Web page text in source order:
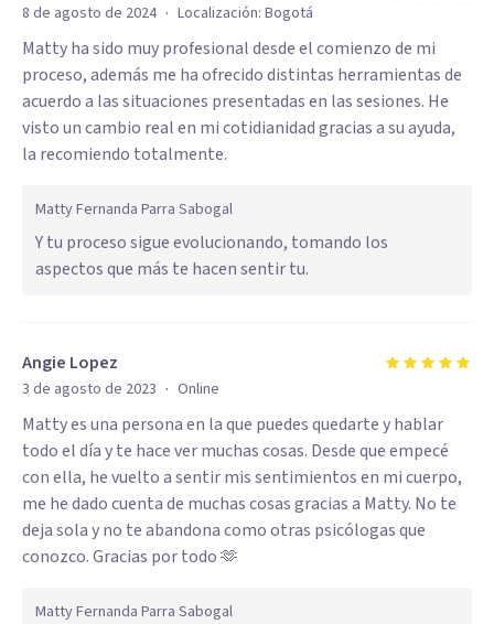
8 de agosto de 2024 · Localización: Bogotá
Matty ha sido muy profesional desde el comienzo de mi
proceso, además me ha ofrecido distintas herramientas de
acuerdo a las situaciones presentadas en las sesiones. He
visto un cambio real en mi cotidianidad gracias a su ayuda,
la recomiendo totalmente.
Matty Fernanda Parra Sabogal
Y tu proceso sigue evolucionando, tomando los
aspectos que más te hacen sentir tu.
Angie Lopez
3 de agosto de 2023 · Online
Matty es una persona en la que puedes quedarte y hablar
todo el día y te hace ver muchas cosas. Desde que empecé
con ella, he vuelto a sentir mis sentimientos en mi cuerpo,
me he dado cuenta de muchas cosas gracias a Matty. No te
deja sola y no te abandona como otras psicólogas que
conozco. Gracias por todo 🫶
Matty Fernanda Parra Sabogal